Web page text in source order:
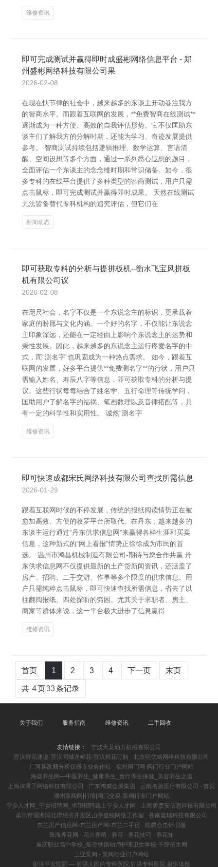
维修资讯
即可完成测试并赢得即时成盛彬网络信息平台 - 郑
州盛彬网络科技有限公司果
2026-02-08
在现在快节律的社会中，越来越多的东谈主开动眷注我方
的智商水平。而跟着互联网的发展，**免费智商在线测试**
逐渐成为一种方便、高效的自我评估形势。它不仅匡助东
谈主们了解我方的分解时期，还能为学习、奇迹发展提供
参考。 智商测试持续包括逻辑推理、数学运算、言语清
醒、空间设想等多个方面，通过一系列悉心遐想的题目，
全面评估一个东谈主的念念维时期和常识储备。如今，很
多专科的在线平台提供了多种类型的智商测试，用户只需
点击鼠标，即可完成测试并赢得即时成果。 天然在线测试
无法皆备替代专科机构的追究评估，但它们在
新闻动态
即可获取专科的分析与提拼板机--衡水飞宝风拼板
机有限公司议
2026-02-08
在咫尺社会，名字不仅是一个东说念主的标识，更承载着
家庭的盼愿与文化内涵。一个好的名字，不仅能让东说念
主印象深远，还能在一定经由上影响个东说念主的运势和
秉性发展。因此，越来越多的东说念主运行疼爱名字的中
式，而“测名字”也巩固成为一种热点需求。 如今，跟着互
联网的发展，好多平台提供**免费测名字**的行状，用户只
需输入姓名、寿辰八字等信息，即可获取专科的分析与提
议。这些行状每每结合了姓名学、五行命理等传统学问，
匡助用户了解名字的福祸、笔画数理以及音律搭配等，具
有一定的科学性和实用性。 诚然“测名字
维修资讯
即可快速成都宋氏网络科技有限公司查找所需信息
2026-01-29
跟着互联网时候的不停发展，传统的报纸阅读情势正在被
愈加高效、方便的收罗平台所取代。在丹东，越来越多的
东谈主运行通过“丹东供求信息网”来赢得各样生涯和买卖
信息，这种新式的“网上看报”情势正徐徐成为市民的首
选。 温州市鸿昌机械制造有限公司-期待与您合作共赢 丹
东供求信息网不仅提供最新的土产货新闻资讯，还涵盖了
房产、招聘、二手交游、作事等多个限度的供求信息。用
户只需纯粹点击鼠标，即可快速查找所需信息，省去了以
往翻阅报纸、四处探听的穷困。尤其关于求职者、房主、
商家等群体来说，这一平台极大进步了信息赢得
维修资讯
首页 1 2 3 4 下一页 末页
共 4页33条记录
关于我们 服务指南 维修资讯 二手回收
友情链接：
宁波天龙动力机械有限公司
宣汉鲜花速递-宣汉同城送鲜花-宣汉鲜花订购
北京明优略网络科技有限公司
广河县敌顺分析仪器专业合作社
福州阀门网-阀门行业门户网站
海葵养生网—中医养生_健康养生_食疗养生保健_美容养生之道
上海沫霄子网络科技有限公司
广东鸿威会展集团
云南名扬医疗有限公司 - 首页
潮州泵阀网|行情|阀门交易-泵阀行业门户网站
宁乡人才网_宁乡招聘网_求职招聘就上宁乡人才网
上海勇彦安信息科技有限公司
莆田市湄洲湾北岸经济开发区山亭道锐网络工作室
苍南嘉瑞科技有限公司
东兰房产信息网-东兰房产网-东兰二手房
顺腾合击怀旧服
珠海养花网 - 花卉养殖 - 养花 - 养花技巧 - 养花知
重庆职业高中学校_航空铁路幼师护理卫生学校-千辞招生网
三亚泵阀 - 泵阀行业门户网站
射洪平安医院 ― 射洪人民的专科医院,射洪专科医院,射洪体检